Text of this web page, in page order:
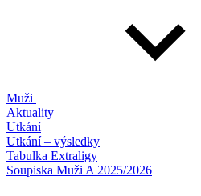
Muži
Aktuality
Utkání
Utkání – výsledky
Tabulka Extraligy
Soupiska Muži A 2025/2026